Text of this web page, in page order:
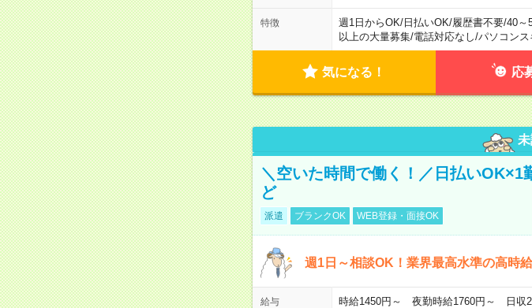
特徴 週1日からOK/日払いOK/履歴書不要/40～
以上の大量募集/電話対応なし/パソコンス
気になる！ 応
＼空いた時間で働く！／日払い
ど
派遣 ブランクOK WEB登録・面接OK
週1日～相談OK！業界最高水準の高時
給与 時給1450円～ 夜勤時給1760円～ 日収